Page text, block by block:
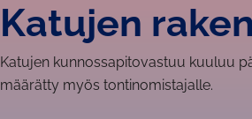
Katujen
Katujen kunnossapitovastuu kuuluu
määrätty myös tontinomistajalle.